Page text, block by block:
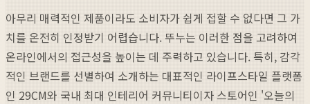
아무리 매력적인 제품이라도 소비자가 쉽게 접할 수 없다면 그 가
치를 온전히 인정받기 어렵습니다. 뚜누는 이러한 점을 고려하여
온라인에서의 접근성을 높이는 데 주력하고 있습니다. 특히, 감각
적인 브랜드를 선별하여 소개하는 대표적인 라이프스타일 플랫폼
인 29CM와 국내 최대 인테리어 커뮤니티이자 스토어인 '오늘의